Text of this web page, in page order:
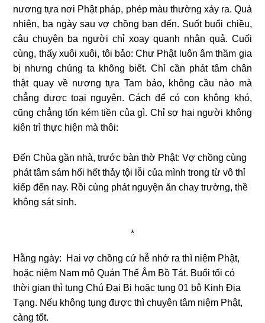
nương tựa nơi Phật pháp, phép màu thường xảy ra. Quả
nhiên, ba ngày sau vợ chồng bạn đến. Suốt buổi chiều,
câu chuyện ba người chỉ xoay quanh nhân quả. Cuối
cùng, thấy xuôi xuôi, tôi bảo: Chư Phật luôn âm thầm gia
bị nhưng chúng ta không biết. Chỉ cần phát tâm chân
thật quay về nương tựa Tam bảo, không cầu nào mà
chẳng được toại nguyện. Cách để có con không khó,
cũng chẳng tốn kém tiền của gì. Chỉ sợ hai người không
kiên trì thực hiện mà thôi:
Đến Chùa gần nhà, trước bàn thờ Phật: Vợ chồng cùng
phát tâm sám hối hết thảy tội lỗi của mình trong từ vô thỉ
kiếp đến nay. Rồi cùng phát nguyện ăn chay trường, thề
không sát sinh.
*
Hằng ngày: Hai vợ chồng cứ hễ nhớ ra thì niệm Phật,
hoặc niệm Nam mô Quán Thế Âm Bồ Tát. Buổi tối có
thời gian thì tụng Chú Đại Bi hoặc tụng 01 bộ Kinh Địa
Tạng. Nếu không tụng được thì chuyên tâm niệm Phật,
càng tốt.